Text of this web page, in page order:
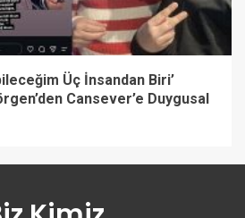
Üç İnsandan Biri’
Cansever’e Duygusal